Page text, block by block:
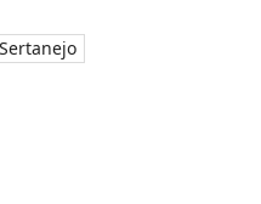
Sertanejo